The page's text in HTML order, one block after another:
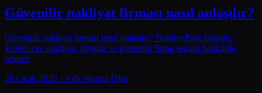
Güvenilir nakliyat firması nasıl anlaşılır?
Güvenilir nakliyat firması nasıl anlaşılır? NakliyePark blogda:
Evden eve nakliyat, fiyatlar ve güvenilir firma seçimi hakkında
rehber.
28 Ocak 2026 · 3 dk okuma Oku